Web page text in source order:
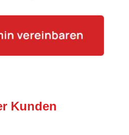
Kunden